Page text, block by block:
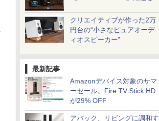
クリエイティブが作った2万
円台の“小さなピュアオーデ
ィオスピーカー”
最新記事
Amazonデバイス対象のサマ
ーセール。Fire TV Stick HD
が29% OFF
アバック、リビングに調和す